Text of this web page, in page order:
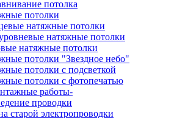
потолка
потолки
натяжные потолки
натяжные потолки
натяжные потолки
потолки "Звездное небо"
потолки с подсветкой
потолки с фотопечатью
работы-
проводки
старой электропроводки